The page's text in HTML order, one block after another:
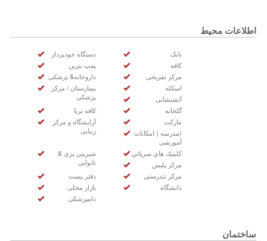
اطلاعات محیط
دستگاه خودپرداز
بانک
پمپ بنزین
کافه
داروخانه& پزشکی
مرکز تفریحی
بیمارستان / مرکز
پزشکی
اسکله
آتشنشانی
کافه تریا
گلخانه
آرایشگاه و مرکز
زیبایی
مارکت
(مدرسه ( امکانات
آموزشی
شیرینی پزی &
نانوایی
كلينيك هاي سرپائي
مرکز پلیس
دفتر پست
مرکز تندرستی
بازار محلی
دانشگاه
دامپزشکی
ساختمان